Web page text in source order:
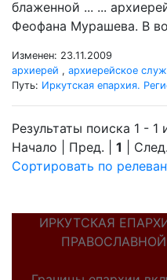
блаженной ... ...
Феофана Мурашева. В
Изменен: 23.11.2009
архиерей , архиерейское
Путь: Иркутская епархия.
Результаты поиска 1 - 1
Начало | Пред. | 1 |
Сортировать по
ИРКУТСКАЯ